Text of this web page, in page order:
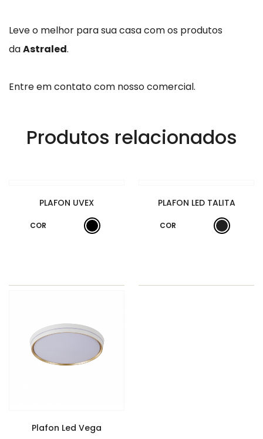
Leve o melhor para sua casa com os produtos
daAstraled.
Entre em contato com nosso comercial.
Produtos relacionados
PLAFON UVEX
COR
PLAFON LED TALITA
COR
Plafon Led Vega